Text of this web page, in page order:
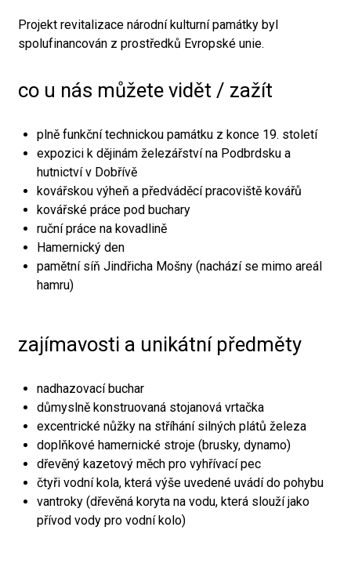
Projekt revitalizace národní kulturní památky byl
spolufinancován z prostředků Evropské unie.
co u nás můžete vidět / zažít
plně funkční technickou památku z konce 19. století
expozici k dějinám železářství na Podbrdsku a
hutnictví v Dobřívě
kovářskou výheň a předváděcí pracoviště kovářů
kovářské práce pod buchary
ruční práce na kovadlině
Hamernický den
pamětní síň Jindřicha Mošny (nachází se mimo areál
hamru)
zajímavosti a unikátní předměty
nadhazovací buchar
důmyslně konstruovaná stojanová vrtačka
excentrické nůžky na stříhání silných plátů železa
doplňkové hamernické stroje (brusky, dynamo)
dřevěný kazetový měch pro vyhřívací pec
čtyři vodní kola, která výše uvedené uvádí do pohybu
vantroky (dřevěná koryta na vodu, která slouží jako
přívod vody pro vodní kolo)